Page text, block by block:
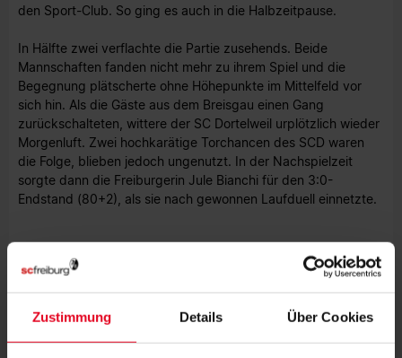
Zustimmung Details Über Cookies
den Sport-Club. So ging es auch in die Halbzeitpause.
In Hälfte zwei verflachte die Partie zusehends. Beide
Mannschaften fanden nicht mehr zu ihrem Spiel und die
Begegnung plätscherte ohne Höhepunkte im Mittelfeld vor
sich hin. Als die Gäste aus dem Breisgau einen Gang
zurückschalteten, wittere der SC Dortelweil urplötzlich wieder
Morgenluft. Zwei hochkarätige Torchancen des SCD waren
die Folge, blieben jedoch ungenutzt. In der Nachspielzeit
sorgte dann die Freiburgerin Jule Bianchi für den 3:0-
Endstand (80+2), als sie nach gewonnen Laufduell einnetzte.
MEHR NEWS